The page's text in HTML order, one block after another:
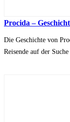
Procida –
Die Geschichte von
Reisende auf der